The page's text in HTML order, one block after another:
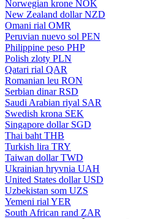
Norwegian krone NOK
New Zealand dollar NZD
Omani rial OMR
Peruvian nuevo sol PEN
Philippine peso PHP
Polish zloty PLN
Qatari rial QAR
Romanian leu RON
Serbian dinar RSD
Saudi Arabian riyal SAR
Swedish krona SEK
Singapore dollar SGD
Thai baht THB
Turkish lira TRY
Taiwan dollar TWD
Ukrainian hryvnia UAH
United States dollar USD
Uzbekistan som UZS
Yemeni rial YER
South African rand ZAR